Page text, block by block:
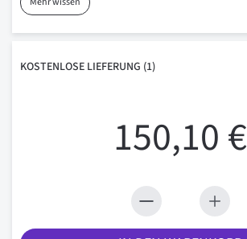
KOSTENLOSE LIEFERUNG (1)
150,10 €